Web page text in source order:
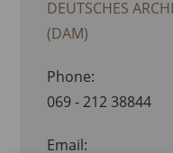
DEUTSCHES
(DAM)
Phone:
069 - 212 38844
Email: